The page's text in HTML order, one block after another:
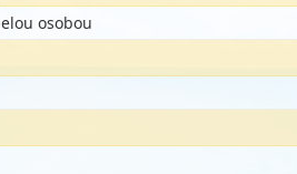
osobou